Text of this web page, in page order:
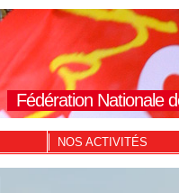
Fédération Nationale
NOS ACTIVITÉS